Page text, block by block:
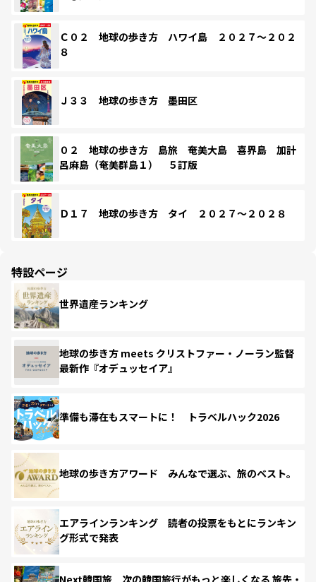
Ｃ０２ 地球の歩き方 ハワイ島 ２０２７～２０２
８
Ｊ３３ 地球の歩き方 墨田区
０２ 地球の歩き方 島旅 奄美大島 喜界島 加計
呂麻島（奄美群島１） ５訂版
Ｄ１７ 地球の歩き方 タイ ２０２７～２０２８
特設ページ
世界遺産ランキング
地球の歩き方 meets クリストファー・ノーラン監督
最新作『オデュッセイア』
準備も滞在もスマートに！ トラベルハック2026
地球の歩き方アワード みんなで選ぶ、旅のベスト。
エアラインランキング 読者の投票をもとにランキン
グ形式で発表
Next韓国旅 次の韓国旅行がもっと楽しくなる 旅先・